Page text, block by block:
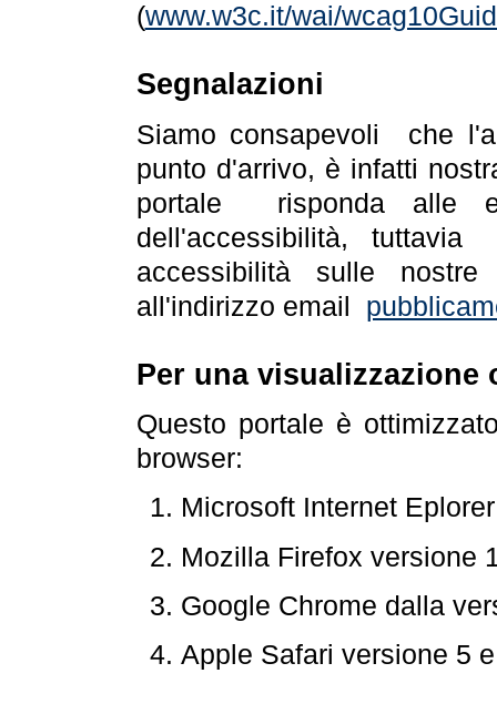
(www.w3c.it/wai/
Segnalazioni
Siamo consapevoli che
punto d'arrivo, è infatti
portale risponda alle
dell'accessibilità,
accessibilità sulle
all'indirizzo email
Per una visualizzazione
Questo portale è
browser:
Microsoft Internet
Mozilla Firefox versione
Google Chrome dalla
Apple Safari versione 5